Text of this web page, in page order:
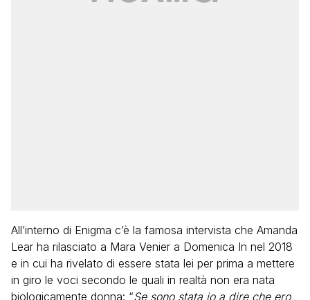
All’interno di Enigma c’è la famosa intervista che Amanda
Lear ha rilasciato a Mara Venier a Domenica In nel 2018
e in cui ha rivelato di essere stata lei per prima a mettere
in giro le voci secondo le quali in realtà non era nata
biologicamente donna: “Se sono stata io a dire che ero